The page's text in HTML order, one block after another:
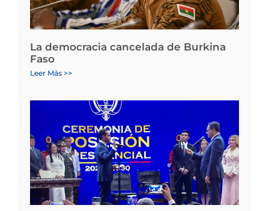
La democracia cancelada de Burkina
Faso
Leer Más >>